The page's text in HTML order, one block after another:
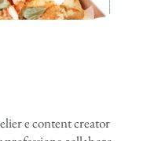
e content creator